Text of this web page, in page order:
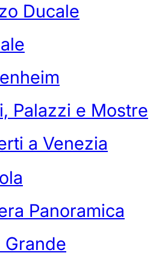
Ducale
Palazzi e Mostre
a Venezia
Panoramica
Grande